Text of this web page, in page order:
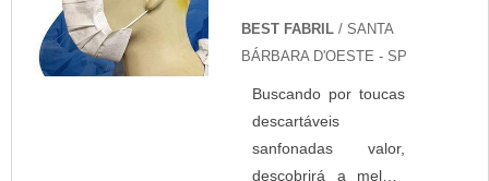
BEST FABRIL / SANTA
BÁRBARA D'OESTE - SP
Buscando por toucas
descartáveis
sanfonadas valor,
descobrirá a melhor